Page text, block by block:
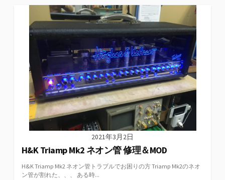
リ
2021年3月2日
H&K Triamp Mk2 ネオン管 修理＆MOD
H&K Triamp Mk2 ネオン管トラブルでお困りの方 Triamp Mk2のネオ
ン管が割れた、、、 ある時...